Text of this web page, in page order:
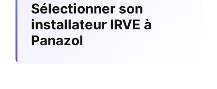
Sélectionner son
installateur IRVE à
Panazol